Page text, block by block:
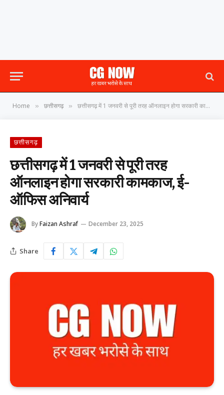
Home » छत्तीसगढ़ » छत्तीसगढ़ में 1 जनवरी से पूरी तरह ऑनलाइन होगा सरकारी कामकाज, ई-ऑफिस अनिवार्य
छत्तीसगढ़
छत्तीसगढ़ में 1 जनवरी से पूरी तरह
ऑनलाइन होगा सरकारी कामकाज, ई-
ऑफिस अनिवार्य
ByFaizan Ashraf December 23, 2025
Share